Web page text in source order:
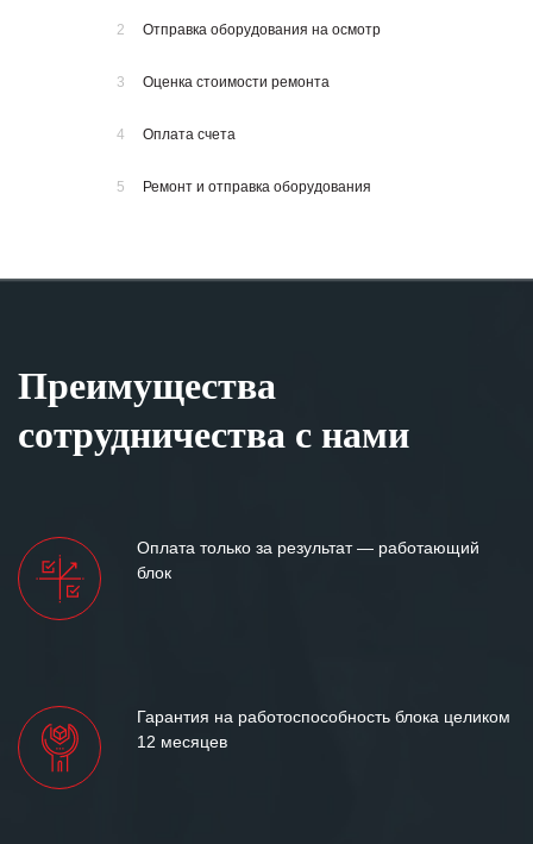
2 Отправка оборудования на осмотр
3 Оценка стоимости ремонта
4 Оплата счета
5 Ремонт и отправка оборудования
Преимущества
сотрудничества с нами
Оплата только за результат — работающий
блок
Гарантия на работоспособность блока целиком
12 месяцев